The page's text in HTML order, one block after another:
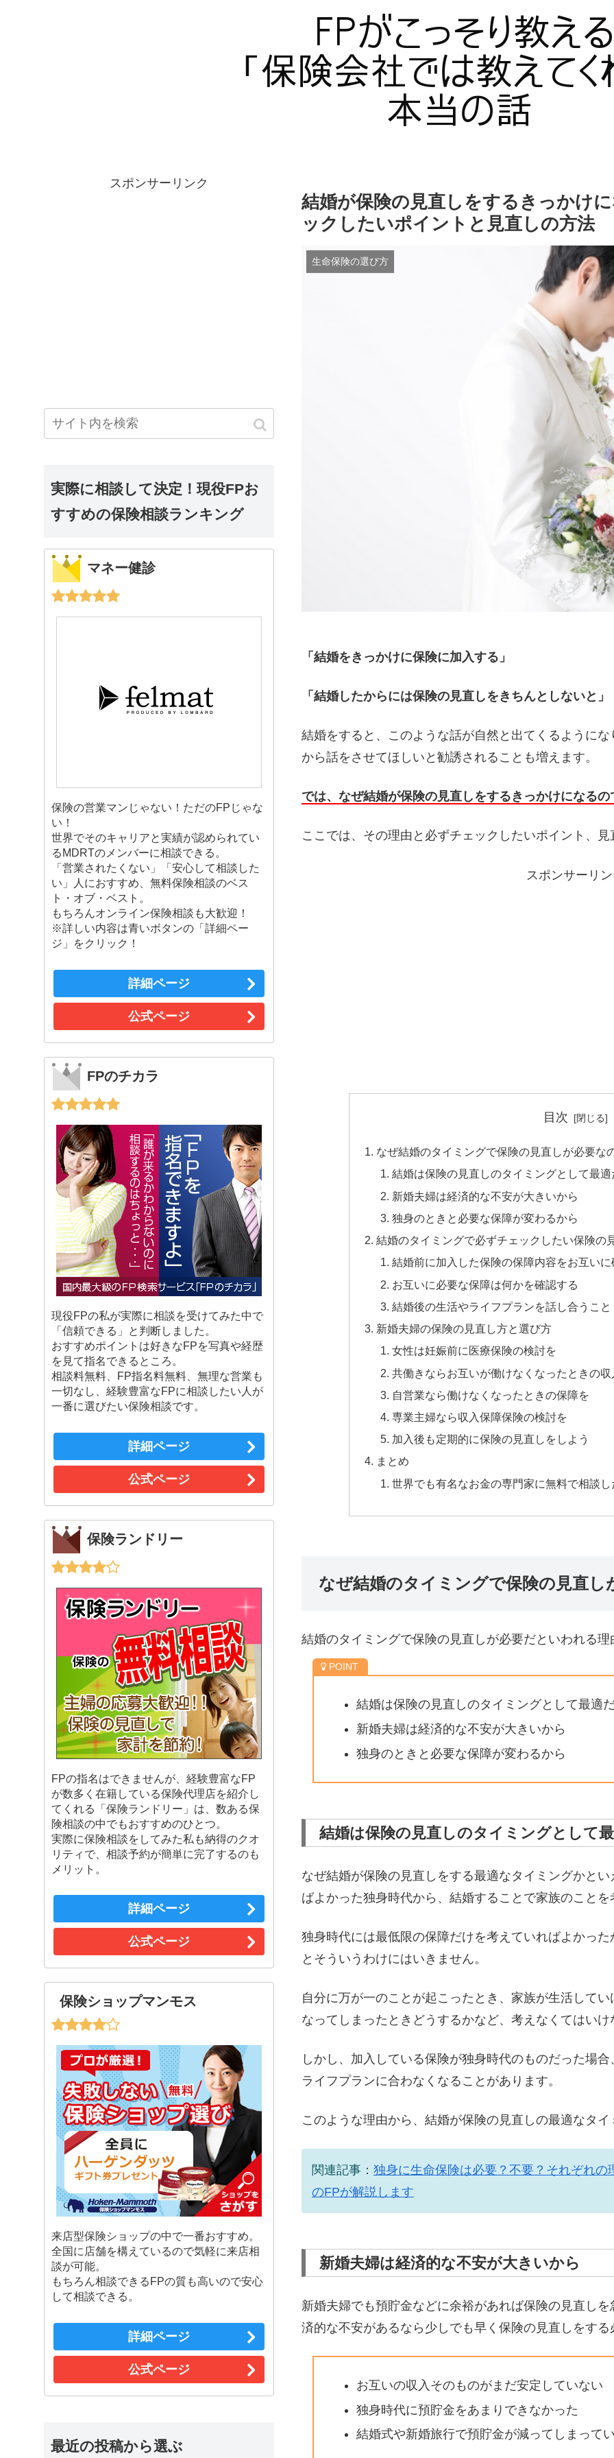
結婚が保険の見直しをするきっかけ
ックしたいポイントと見直しの方法
生命保険の選び方
「結婚をきっかけに保険に加入する」
「結婚したからには保険の見直しをきちんとしないと」
結婚をすると、このような話が自然と出てくるように
から話をさせてほしいと勧誘されることも増えます。
では、なぜ結婚が保険の見直しをするきっかけになるの
ここでは、その理由と必ずチェックしたいポイント、見
スポンサーリン
目次
なぜ結婚のタイミングで保険の見直しが必要な
結婚は保険の見直しのタイミングとして最適
新婚夫婦は経済的な不安が大きいから
独身のときと必要な保障が変わるから
結婚のタイミングで必ずチェックしたい保険の
結婚前に加入した保険の保障内容をお互いに
お互いに必要な保障は何かを確認する
結婚後の生活やライフプランを話し合うこと
新婚夫婦の保険の見直し方と選び方
女性は妊娠前に医療保険の検討を
共働きならお互いが働けなくなったときの収
自営業なら働けなくなったときの保障を
専業主婦なら収入保障保険の検討を
加入後も定期的に保険の見直しをしよう
まとめ
世界でも有名なお金の専門家に無料で相談
なぜ結婚のタイミングで保険の見直し
結婚のタイミングで保険の見直しが必要だといわれる理
結婚は保険の見直しのタイミングとして最適
新婚夫婦は経済的な不安が大きいから
独身のときと必要な保障が変わるから
結婚は保険の見直しのタイミングとして
なぜ結婚が保険の見直しをする最適なタイミングかと
ばよかった独身時代から、結婚することで家族のことを
独身時代には最低限の保障だけを考えていればよかっ
とそういうわけにはいきません。
自分に万が一のことが起こったとき、家族が生活して
なってしまったときどうするかなど、考えなくてはいけ
しかし、加入している保険が独身時代のものだった場
ライフプランに合わなくなることがあります。
このような理由から、結婚が保険の見直しの最適なタイ
関連記事： 独身に生命保険は必要？不要？それぞれ
のFPが解説します
新婚夫婦は経済的な不安が大きいから
新婚夫婦でも預貯金などに余裕があれば保険の見直し
済的な不安があるなら少しでも早く保険の見直しをする
お互いの収入そのものがまだ安定していない
独身時代に預貯金をあまりできなかった
結婚式や新婚旅行で預貯金が減ってしまって
スポンサーリンク
実際に相談して決定！現役FPお
すすめの保険相談ランキング
マネー健診
保険の営業マンじゃない！ただのFPじゃな
い！
世界でそのキャリアと実績が認められてい
るMDRTのメンバーに相談できる。
「営業されたくない」「安心して相談した
い」人におすすめ、無料保険相談のベス
ト・オブ・ベスト。
もちろんオンライン保険相談も大歓迎！
※詳しい内容は青いボタンの「詳細ペー
ジ」をクリック！
詳細ページ
公式ページ
FPのチカラ
現役FPの私が実際に相談を受けてみた中で
「信頼できる」と判断しました。
おすすめポイントは好きなFPを写真や経歴
を見て指名できるところ。
相談料無料、FP指名料無料、無理な営業も
一切なし、経験豊富なFPに相談したい人が
一番に選びたい保険相談です。
詳細ページ
公式ページ
保険ランドリー
FPの指名はできませんが、経験豊富なFP
が数多く在籍している保険代理店を紹介し
てくれる「保険ランドリー」は、数ある保
険相談の中でもおすすめのひとつ。
実際に保険相談をしてみた私も納得のクオ
リティで、相談予約が簡単に完了するのも
メリット。
詳細ページ
公式ページ
保険ショップマンモス
来店型保険ショップの中で一番おすすめ。
全国に店舗を構えているので気軽に来店相
談が可能。
もちろん相談できるFPの質も高いので安心
して相談できる。
詳細ページ
公式ページ
最近の投稿から選ぶ